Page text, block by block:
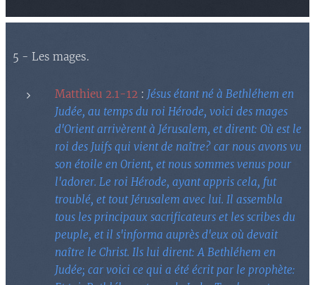
5 - Les mages.
Matthieu 2.1-12 : Jésus étant né à Bethléhem en
Judée, au temps du roi Hérode, voici des mages
d'Orient arrivèrent à Jérusalem, et dirent: Où est le
roi des Juifs qui vient de naître? car nous avons vu
son étoile en Orient, et nous sommes venus pour
l'adorer. Le roi Hérode, ayant appris cela, fut
troublé, et tout Jérusalem avec lui. Il assembla
tous les principaux sacrificateurs et les scribes du
peuple, et il s'informa auprès d'eux où devait
naître le Christ. Ils lui dirent: A Bethléhem en
Judée; car voici ce qui a été écrit par le prophète: